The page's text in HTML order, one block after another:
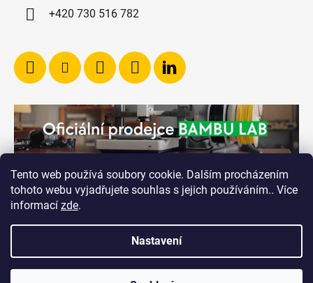
Tento web používá soubory cookie. Dalším procházením
tohoto webu vyjadřujete souhlas s jejich používáním.. Více
informací zde.
Nastavení
+420 730 516 782
Vytvořil Shoptet